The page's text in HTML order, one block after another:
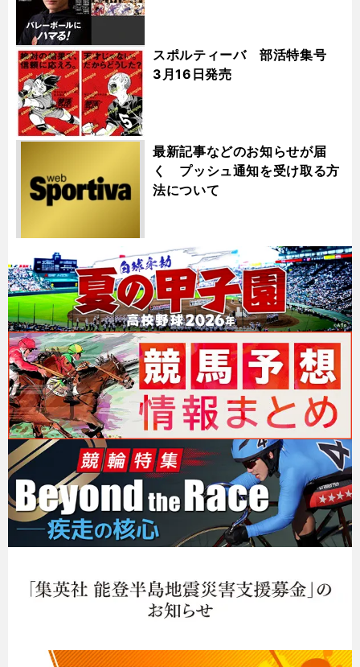
スポルティーバ 部活特集号
3月16日発売
最新記事などのお知らせが届
く プッシュ通知を受け取る方
法について